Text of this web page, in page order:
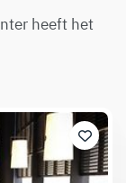
heeft het